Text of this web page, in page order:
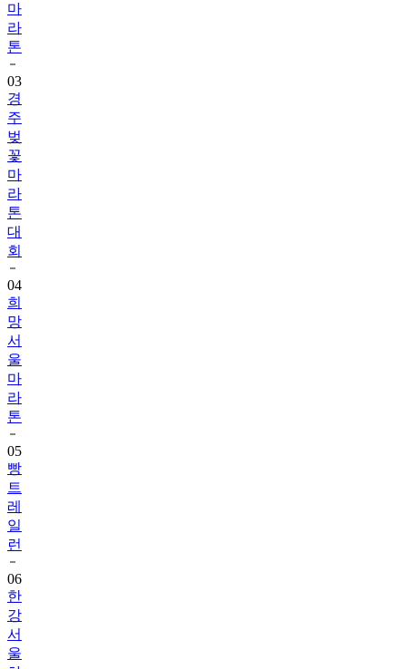
마
라
톤
03
경
주
벚
꽃
마
라
톤
대
회
04
희
망
서
울
마
라
톤
05
빵
트
레
일
런
06
한
강
서
울